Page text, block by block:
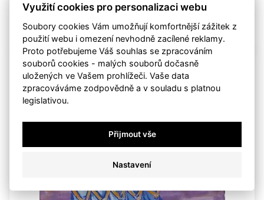
vyvolávací cena:500 000 Kč
ne 22. dubna 2018, 00:00:00
23
Využití cookies pro personalizaci webu
Soubory cookies Vám umožňují komfortnější zážitek z
použití webu i omezení nevhodně zacílené reklamy.
Proto potřebujeme Váš souhlas se zpracováním
souborů cookies - malých souborů dočasně
uložených ve Vašem prohlížeči. Vaše data
zpracováváme zodpovědně a v souladu s platnou
legislativou.
Přijmout vše
Nastavení